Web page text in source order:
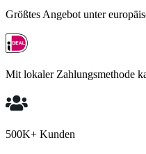
Größtes Angebot unter
Mit lokaler Zahlungsmethode
500K+ Kunden